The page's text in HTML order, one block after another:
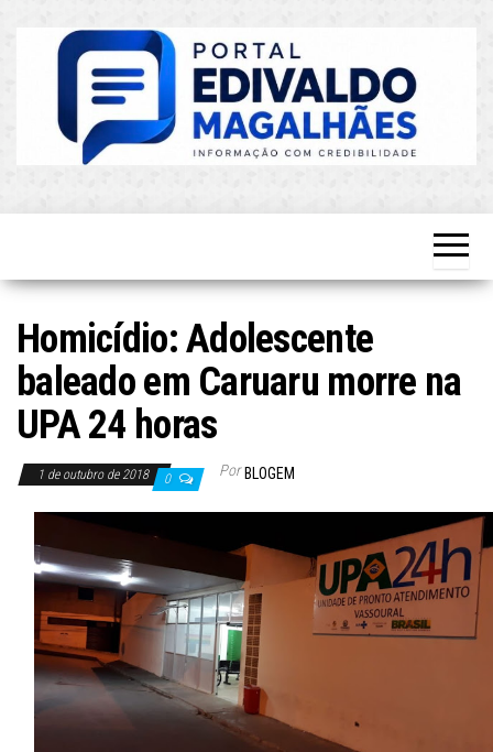
Atualizado!
Homicídio: Adolescente
baleado em Caruaru morre na
UPA 24 horas
1 de outubro de 2018 0 Por BLOGEM